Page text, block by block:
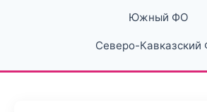
Южный ФО
Северо-Кавказский